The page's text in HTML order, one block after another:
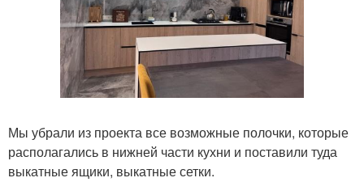
Мы убрали из проекта все возможные полочки, которые
располагались в нижней части кухни и поставили туда
выкатные ящики, выкатные сетки.